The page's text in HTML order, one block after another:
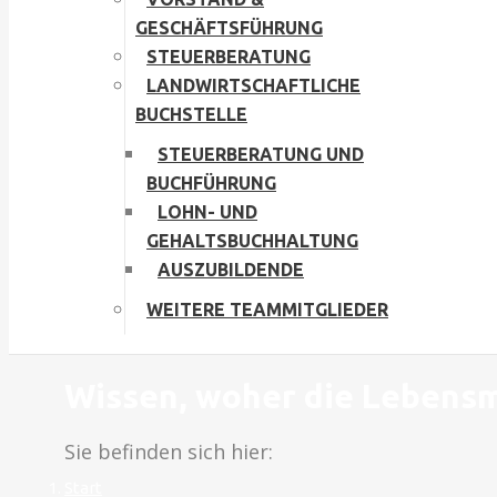
GESCHÄFTSFÜHRUNG
STEUERBERATUNG
LANDWIRTSCHAFTLICHE
BUCHSTELLE
STEUERBERATUNG UND
BUCHFÜHRUNG
LOHN- UND
GEHALTSBUCHHALTUNG
AUSZUBILDENDE
WEITERE TEAMMITGLIEDER
Sie befinden sich hier: